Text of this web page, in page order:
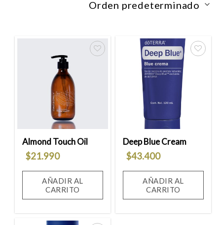
Almond Touch Oil
$21.990
AÑADIR AL
CARRITO
Deep Blue Cream
$43.400
AÑADIR AL
CARRITO